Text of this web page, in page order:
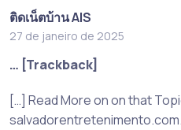
ติดเน็ตบ้าน AIS
27 de janeiro de 2025
… [Trackback]
[…] Read More on on that